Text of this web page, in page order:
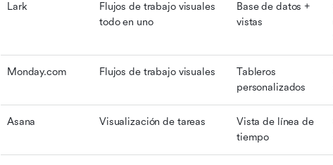
Lark
Flujos de trabajo visuales
todo en uno
Base de datos +
vistas
Monday.com Flujos de trabajo visuales
Tableros
personalizados
Asana Visualización de tareas
Vista de línea de
tiempo